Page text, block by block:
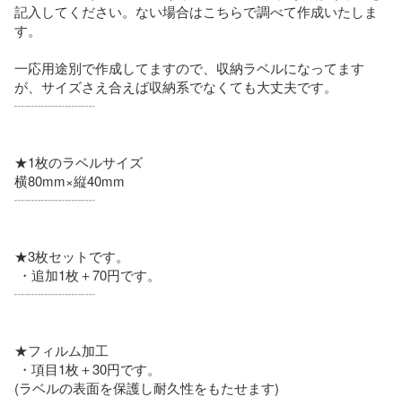
記入してください。ない場合はこちらで調べて作成いたしま
す。
一応用途別で作成してますので、収納ラベルになってます
が、サイズさえ合えば収納系でなくても大丈夫です。
┈┈┈┈┈┈
★1枚のラベルサイズ
横80mm×縦40mm
┈┈┈┈┈┈
★3枚セットです。
┈┈┈┈┈┈
★フィルム加工
(ラベルの表面を保護し耐久性をもたせます)